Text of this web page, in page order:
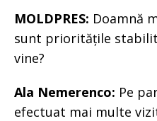
MOLDPRES: Doamnă
sunt prioritățile
vine?
Ala Nemerenco: Pe
efectuat mai multe